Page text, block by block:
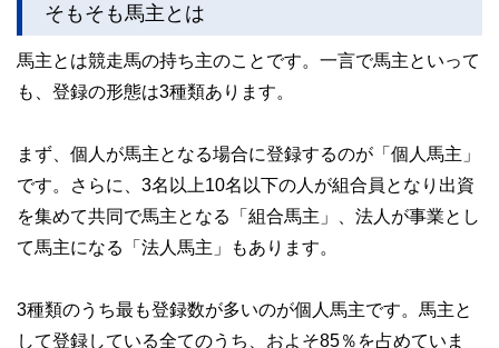
そもそも馬主とは
馬主とは競走馬の持ち主のことです。一言で馬主といって
も、登録の形態は3種類あります。
まず、個人が馬主となる場合に登録するのが「個人馬主」
です。さらに、3名以上10名以下の人が組合員となり出資
を集めて共同で馬主となる「組合馬主」、法人が事業とし
て馬主になる「法人馬主」もあります。
3種類のうち最も登録数が多いのが個人馬主です。馬主と
して登録している全てのうち、およそ85％を占めていま